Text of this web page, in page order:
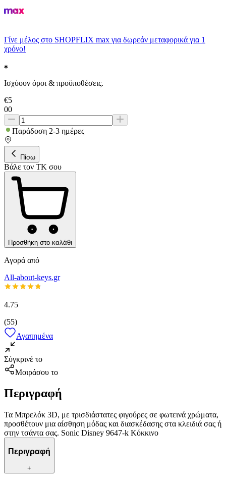
Γίνε μέλος στο SHOPFLIX max για δωρεάν μεταφορικά για 1
χρόνο!
Ισχύουν όροι & προϋποθέσεις.
€5
00
Παράδοση 2-3 ημέρες
Πίσω
Βάλε τον ΤΚ σου
Προσθήκη στο καλάθι
Αγορά από
All-about-keys.gr
4.75
(55)
Αγαπημένα
Σύγκρινέ το
Μοιράσου το
Περιγραφή
Τα Μπρελόκ 3D, με τρισδιάστατες φιγούρες σε φωτεινά χρώματα,
προσθέτουν μια αίσθηση μόδας και διασκέδασης στα κλειδιά σας ή
στην τσάντα σας. Sonic Disney 9647-k Κόκκινο
Περιγραφή
+